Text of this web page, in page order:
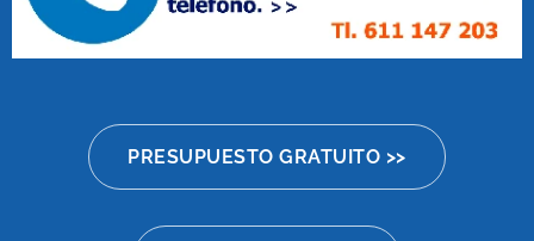
PRESUPUESTO GRATUITO >>